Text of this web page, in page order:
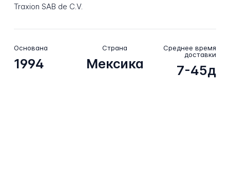
Traxion SAB de C.V.
Основана
1994
Страна
Мексика
Среднее время
доставки
7-45д